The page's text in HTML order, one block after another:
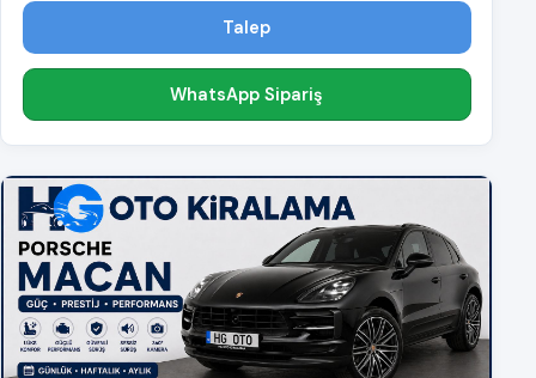
Talep
WhatsApp Sipariş